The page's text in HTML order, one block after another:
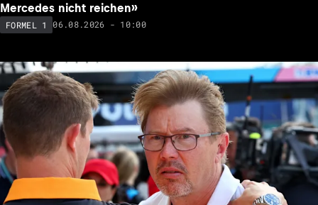
Mercedes nicht reichen»
FORMEL 1 06.08.2026 - 10:00